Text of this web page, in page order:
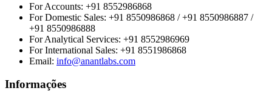
For Accounts: +91 8552986868
For Domestic Sales: +91 8550986868 / +91 8550986887 /
+91 8550986888
For Analytical Services: +91 8552986969
For International Sales: +91 8551986868
Email: info@anantlabs.com
Informações